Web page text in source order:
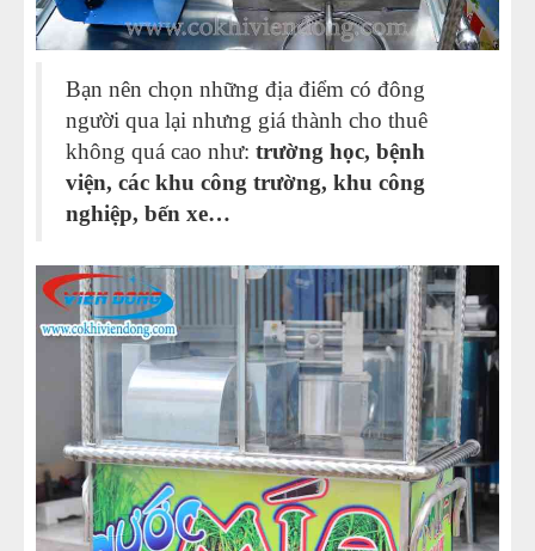
Bạn nên chọn những địa điểm có đông
người qua lại nhưng giá thành cho thuê
không quá cao như: trường học, bệnh
viện, các khu công trường, khu công
nghiệp, bến xe…